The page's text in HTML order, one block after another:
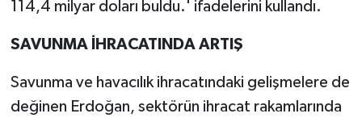
114,4 milyar doları buldu.' ifadelerini kullandı.
SAVUNMA İHRACATINDA ARTIŞ
Savunma ve havacılık ihracatındaki gelişmelere de
değinen Erdoğan, sektörün ihracat rakamlarında